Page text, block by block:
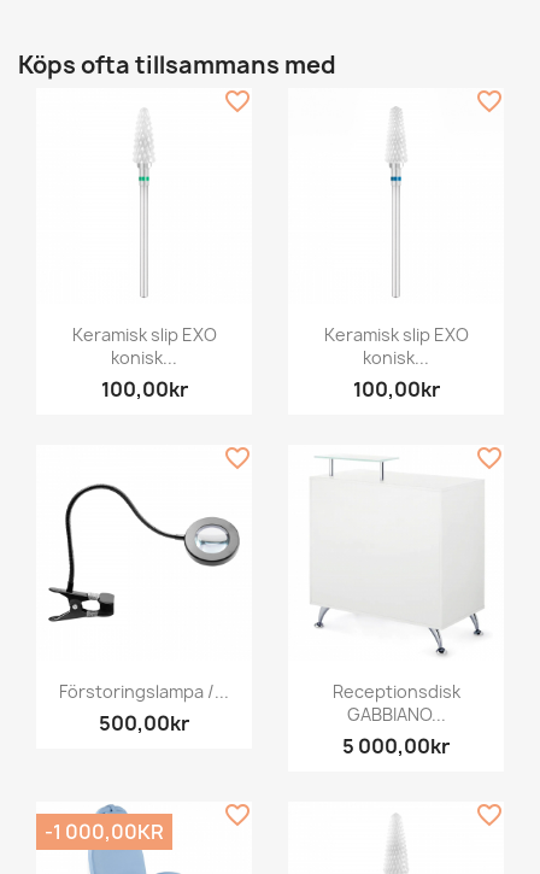
Köps ofta tillsammans med
Keramisk slip EXO
konisk...
100,00kr
favorite_border
Keramisk slip EXO
konisk...
100,00kr
favorite_border
Förstoringslampa /...
500,00kr
favorite_border
Receptionsdisk
GABBIANO...
5 000,00kr
favorite_border
-1 000,00KR
favorite_border favorite_border